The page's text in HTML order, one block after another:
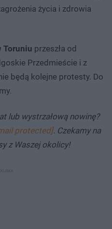
życia i zdrowia
Toruniu przeszła od
Przedmieście i z
będą kolejne protesty. Do
lub wystrzałową nowinę?
protected]. Czekamy na
z Waszej okolicy!